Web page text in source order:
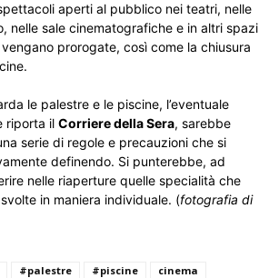
aperti al pubblico nei teatri, nelle
nelle sale cinematografiche e in altri spazi
vengano prorogate, così come la chiusura
le palestre e le piscine, l’eventuale
riporta il Corriere della Sera, sarebbe
serie di regole e precauzioni che si
definendo. Si punterebbe, ad
nelle riaperture quelle specialità che
in maniera individuale. (fotografia di
#palestre #piscine
cinema